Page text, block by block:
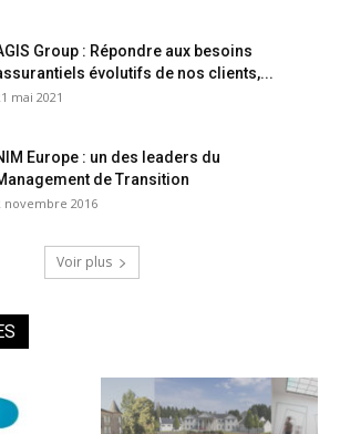
Group : Répondre aux besoins
évolutifs de nos clients,...
mai 2021
Europe : un des leaders du
de Transition
novembre 2016
Voir plus